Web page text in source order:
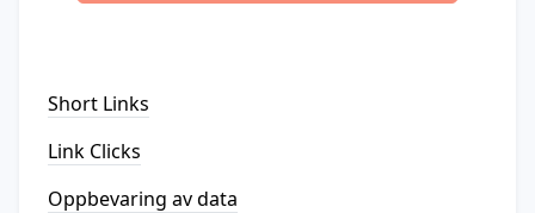
Short Links
Link Clicks
Oppbevaring av data